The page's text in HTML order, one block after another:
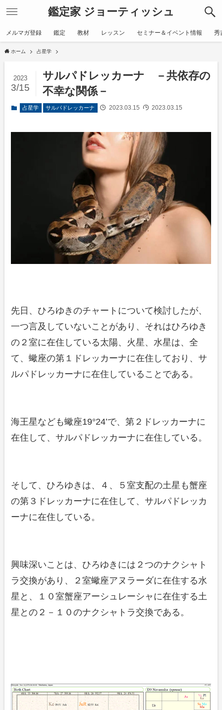
鑑定家 ジョーティッシュ
メルマガ登録 鑑定 教材 レッスン セミナー＆イベント情報 秀
ホーム 占星学
サルパドレッカーナ －共依存の
不幸な関係－
2023
3/15
占星学 サルパドレッカーナ 2023.03.15 2023.03.15
先日、ひろゆきのチャートについて検討したが、
一つ言及していないことがあり、それはひろゆき
の２室に在住している太陽、火星、水星は、全
て、蠍座の第１ドレッカーナに在住しており、サ
ルパドレッカーナに在住していることである。
海王星なども蠍座19°24’で、第２ドレッカーナに
在住して、サルパドレッカーナに在住している。
そして、ひろゆきは、４、５室支配の土星も蟹座
の第３ドレッカーナに在住して、サルパドレッカ
ーナに在住している。
興味深いことは、ひろゆきには２つのナクシャト
ラ交換があり、２室蠍座アヌラーダに在住する水
星と、１０室蟹座アーシュレーシャに在住する土
星との２－１０のナクシャトラ交換である。